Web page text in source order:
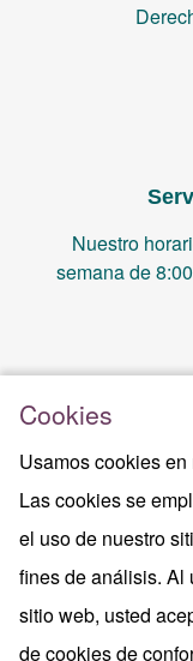
Cookies
Usamos cookies
Las cookies se
el uso de nuestro
fines de análisis. Al
sitio web, usted
de cookies de
Nuestro
semana de